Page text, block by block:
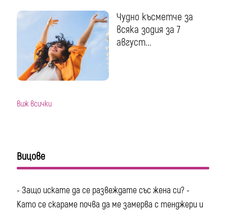
Чудно късметче за
всяка зодия за 7
август...
виж всички
Вицове
- Защо искате да се развеждате със жена си? -
Като се скараме почва да ме замерва с тенджери и